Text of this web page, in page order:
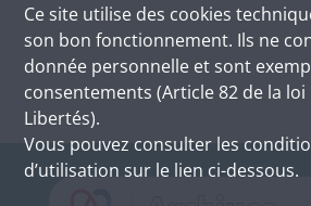
Ce site utilise des cookies
son bon fonctionnement. Ils ne
donnée personnelle et sont
consentements (Article 82 de la
Libertés).
Vous pouvez consulter les
d’utilisation sur le lien ci-dessous.